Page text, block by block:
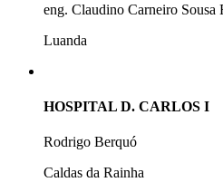
eng. Claudino Carneiro Sousa
Luanda
HOSPITAL D. CARLOS I
Rodrigo Berquó
Caldas da Rainha